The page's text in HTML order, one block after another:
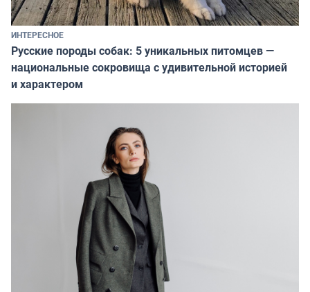
ИНТЕРЕСНОЕ
Русские породы собак: 5 уникальных питомцев —
национальные сокровища с удивительной историей
и характером